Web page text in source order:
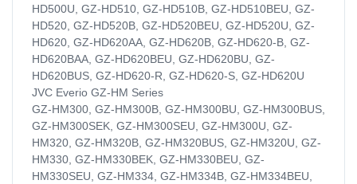
HD500U, GZ-HD510, GZ-HD510B, GZ-HD510BEU, GZ-
HD520, GZ-HD520B, GZ-HD520BEU, GZ-HD520U, GZ-
HD620, GZ-HD620AA, GZ-HD620B, GZ-HD620-B, GZ-
HD620BAA, GZ-HD620BEU, GZ-HD620BU, GZ-
HD620BUS, GZ-HD620-R, GZ-HD620-S, GZ-HD620U
JVC Everio GZ-HM Series
GZ-HM300, GZ-HM300B, GZ-HM300BU, GZ-HM300BUS,
GZ-HM300SEK, GZ-HM300SEU, GZ-HM300U, GZ-
HM320, GZ-HM320B, GZ-HM320BUS, GZ-HM320U, GZ-
HM330, GZ-HM330BEK, GZ-HM330BEU, GZ-
HM330SEU, GZ-HM334, GZ-HM334B, GZ-HM334BEU,